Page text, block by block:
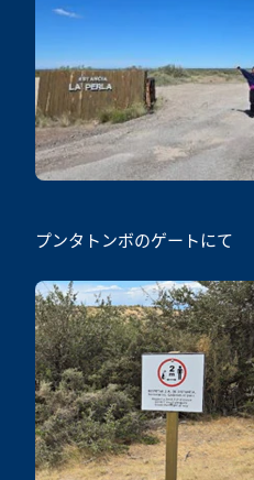
プンタトンボのゲートにて